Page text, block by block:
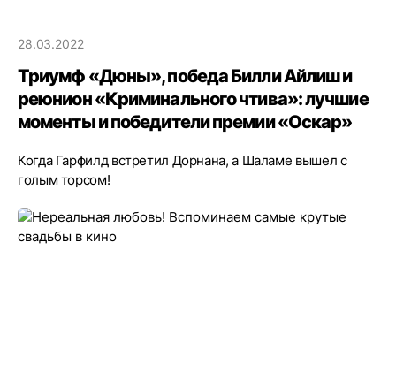
28.03.2022
Триумф «Дюны», победа Билли Айлиш и
реюнион «Криминального чтива»: лучшие
моменты и победители премии «Оскар»
Когда Гарфилд встретил Дорнана, а Шаламе вышел с
голым торсом!